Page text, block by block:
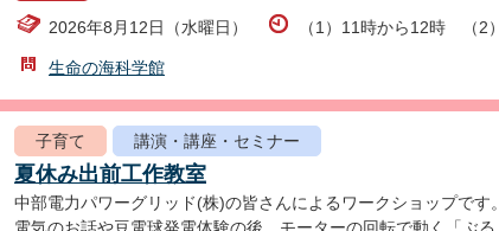
2026年8月12日（水曜日） （1）11時から12時 （2
生命の海科学館
子育て 講演・講座・セミナー
夏休み出前工作教室
中部電力パワーグリッド(株)の皆さんによるワークショップです。